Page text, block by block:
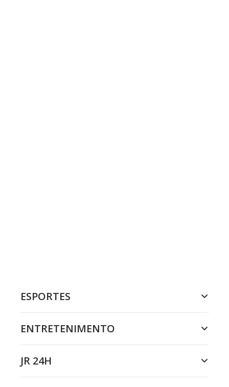
ESPORTES
ENTRETENIMENTO
JR 24H